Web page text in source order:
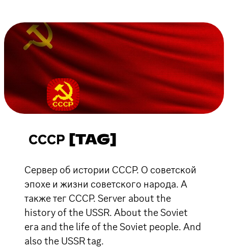
СССР [TAG]
Сервер об истории СССР. О советской
эпохе и жизни советского народа. А
также тег СССР. Server about the
history of the USSR. About the Soviet
era and the life of the Soviet people. And
also the USSR tag.